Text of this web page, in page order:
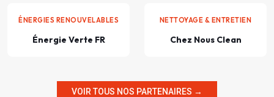
ÉNERGIES RENOUVELABLES
Énergie Verte FR
NETTOYAGE & ENTRETIEN
Chez Nous Clean
VOIR TOUS NOS PARTENAIRES →